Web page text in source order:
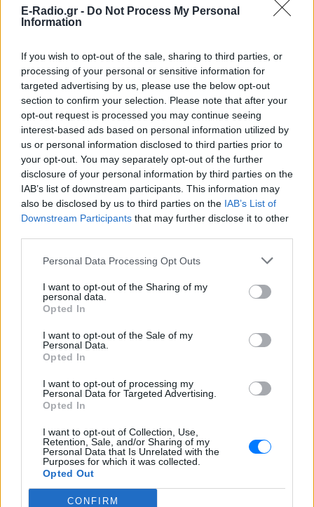
E-Radio.gr - Do Not Process My Personal
Information
If you wish to opt-out of the sale, sharing to third parties, or
processing of your personal or sensitive information for
targeted advertising by us, please use the below opt-out
section to confirm your selection. Please note that after your
opt-out request is processed you may continue seeing
interest-based ads based on personal information utilized by
us or personal information disclosed to third parties prior to
your opt-out. You may separately opt-out of the further
disclosure of your personal information by third parties on the
IAB’s list of downstream participants. This information may
also be disclosed by us to third parties on the IAB’s List of
Downstream Participants that may further disclose it to other
Personal Data Processing Opt Outs
I want to opt-out of the Sharing of my
personal data.
Opted In
I want to opt-out of the Sale of my
Personal Data.
Opted In
I want to opt-out of processing my
Personal Data for Targeted Advertising.
Opted In
I want to opt-out of Collection, Use,
Retention, Sale, and/or Sharing of my
Personal Data that Is Unrelated with the
Purposes for which it was collected.
Opted Out
CONFIRM
Καιρός «hot – dry – windy» τις
επόμενες 48 ώρες: Αυξημένος
Το επόμενο 48ωρο, επομένως, απαιτεί
αυξημένη προσοχή, καθώς οι υψηλές
θερμοκρασίες, η ξηρασία και οι ισχυροί
άνεμοι δημιουργούν ένα περιβάλλον
ιδιαίτερα ευνοϊκό για την ταχεία
εξάπλωση μιας πυρκαγιάς
Σοκαριστικό βίντεο: Η στιγμή
που ο 14χρονος ανοίγει πυρ και
σκορπάει τον θάνατο σε
σχολείο στη Ταϊλάνδη
ΣΉΜΕΡΑ
«Θέρισε» πέντε καθηγητές και ένα
σκοτώσει τον παππού και τη γιαγιά του -
τραυματίστηκαν από την επίθεση, οι 10
σε κρίσιμη κατάσταση - Ο ανήλικος
Θρίλερ στον Λυκαβηττό: Σε
ύψος
ΣΉΜΕΡΑ
ιατροδικαστική εξέταση